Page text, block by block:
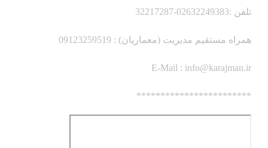
تلفن :02632249383-32217287
همراه مستقیم مدیریت (معماریان) : 09123259519
E-Mail : info@karajman.ir
************************